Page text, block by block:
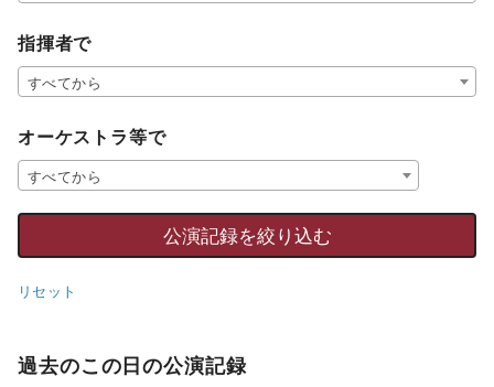
指揮者で
すべてから
オーケストラ等で
すべてから
リセット
過去のこの日の公演記録